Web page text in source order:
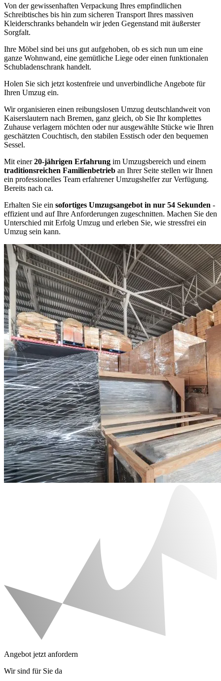
Von der gewissenhaften Verpackung Ihres empfindlichen
Schreibtisches bis hin zum sicheren Transport Ihres massiven
Kleiderschranks behandeln wir jeden Gegenstand mit äußerster
Sorgfalt.
Ihre Möbel sind bei uns gut aufgehoben, ob es sich nun um eine
ganze Wohnwand, eine gemütliche Liege oder einen funktionalen
Schubladenschrank handelt.
Holen Sie sich jetzt kostenfreie und unverbindliche Angebote für
Ihren Umzug ein.
Wir organisieren einen reibungslosen Umzug deutschlandweit von
Kaiserslautern nach Bremen, ganz gleich, ob Sie Ihr komplettes
Zuhause verlagern möchten oder nur ausgewählte Stücke wie Ihren
geschätzten Couchtisch, den stabilen Esstisch oder den bequemen
Sessel.
Mit einer20-jährigen Erfahrung im Umzugsbereich und einem
traditionsreichen Familienbetrieb an Ihrer Seite stellen wir Ihnen
ein professionelles Team erfahrener Umzugshelfer zur Verfügung.
Bereits nach ca.
Erhalten Sie ein sofortiges Umzugsangebot in nur 54 Sekunden -
effizient und auf Ihre Anforderungen zugeschnitten. Machen Sie den
Unterschied mit Erfolg Umzug und erleben Sie, wie stressfrei ein
Umzug sein kann.
Angebot jetzt anfordern
Wir sind für Sie da